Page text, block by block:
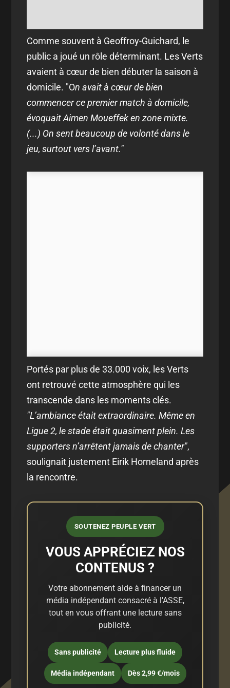
Comme souvent à Geoffroy-Guichard, le
public a joué un rôle déterminant. Les Verts
avaient à cœur de bien débuter la saison à
domicile. "On avait à cœur de bien
commencer ce premier match à domicile,
évoquait Aimen Moueffek en zone mixte.
(...) On sent beaucoup de volonté dans le
jeu, surtout vers l’avant."
Portés par plus de 33.000 voix, les Verts
ont retrouvé cette atmosphère qui les
transcende dans les moments clés.
"L’ambiance était extraordinaire. Même en
Ligue 2, le stade était quasiment plein. Les
supporters n’arrêtent jamais de chanter",
soulignait justement Eirik Horneland après
la rencontre.
SOUTENEZ PEUPLE VERT
VOUS APPRÉCIEZ NOS
CONTENUS ?
Votre abonnement aide à financer un
média indépendant consacré à l'ASSE,
tout en vous offrant une lecture sans
publicité.
Sans publicité Lecture plus fluide
Média indépendant Dès 2,99 €/mois